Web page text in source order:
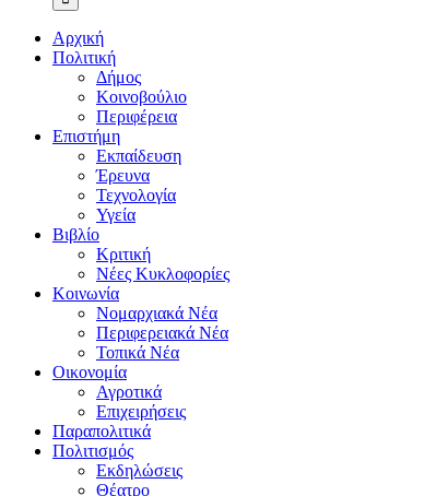
Αρχική
Πολιτική
Δήμος
Κοινοβούλιο
Περιφέρεια
Επιστήμη
Εκπαίδευση
Έρευνα
Τεχνολογία
Υγεία
Βιβλίο
Κριτική
Νέες Κυκλοφορίες
Κοινωνία
Νομαρχιακά Νέα
Περιφερειακά Νέα
Τοπικά Νέα
Οικονομία
Αγροτικά
Επιχειρήσεις
Παραπολιτικά
Πολιτισμός
Εκδηλώσεις
Θέατρο